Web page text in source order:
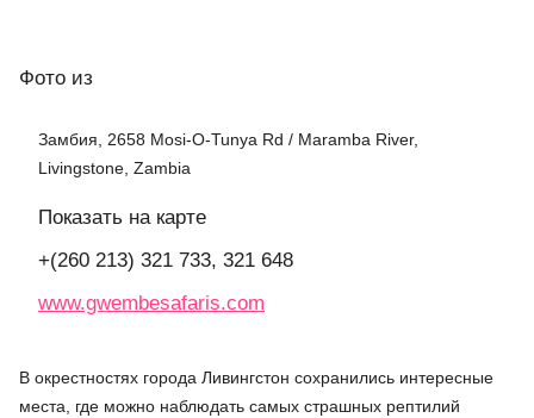
Фото из
Замбия, 2658 Mosi-O-Tunya Rd / Maramba River,
Livingstone, Zambia
Показать на карте
+(260 213) 321 733, 321 648
www.gwembesafaris.com
В окрестностях города Ливингстон сохранились интересные
места, где можно наблюдать самых страшных рептилий